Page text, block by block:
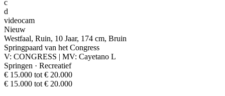
c
d
videocam
Nieuw
Westfaal, Ruin, 10 Jaar, 174 cm, Bruin
Springpaard van het Congress
V: CONGRESS | MV: Cayetano L
Springen · Recreatief
€ 15.000 tot € 20.000
€ 15.000 tot € 20.000